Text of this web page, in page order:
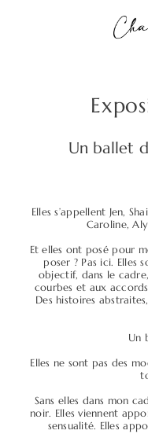
Un ballet
Elles s’appellent Jen,
Caroline,
Et elles ont posé pour
poser ? Pas ici. Elles
objectif, dans le
courbes et aux
Des histoires
Un
Elles ne sont pas des
Sans elles dans mon
noir. Elles viennent
sensualité. Elles
Accueil
Tirages
Contact